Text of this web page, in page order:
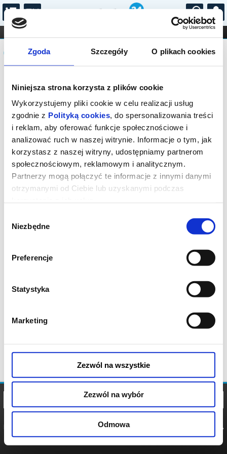
Zgoda Szczegóły O plikach cookies
Niniejsza strona korzysta z plików cookie
Wykorzystujemy pliki cookie w celu realizacji usług
zgodnie z Polityką cookies, do spersonalizowania treści
i reklam, aby oferować funkcje społecznościowe i
analizować ruch w naszej witrynie. Informacje o tym, jak
korzystasz z naszej witryny, udostępniamy partnerom
społecznościowym, reklamowym i analitycznym.
Partnerzy mogą połączyć te informacje z innymi danymi
otrzymanymi od Ciebie lub uzyskanymi podczas
zgody
Niezbędne
Preferencje
Statystyka
Marketing
Zezwól na wszystkie
Zezwól na wybór
Odmowa
...
FILHARMONIA OPERA I BALET
STAND-UP
DLA DZIECI
Komunikat
Sprzedaż biletów na niniejsze
wydarzenie została zakończona. Zapytaj
w Kasie instytucji o dostępność biletów
na wydarzenie.
POLITYKA
POLITYKA